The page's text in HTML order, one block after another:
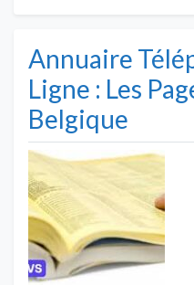
Annuaire
Ligne : Les
Belgique